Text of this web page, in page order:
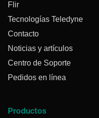
Flir
Tecnologías Teledyne
Contacto
Noticias y artículos
Centro de Soporte
Pedidos en línea
Productos